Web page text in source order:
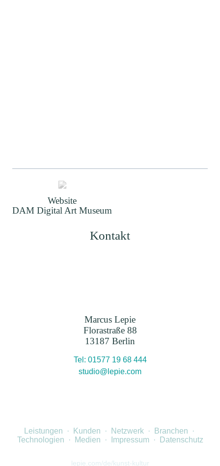
Website
DAM Digital Art Museum
Kontakt
Marcus Lepie
Florastraße 88
13187 Berlin
Tel: 01577 19 68 444
studio@lepie.com
Leistungen · Kunden · Netzwerk· Branchen ·
Technologien · Medien · Impressum· Datenschutz
lepie.com/de/kunst-kultur